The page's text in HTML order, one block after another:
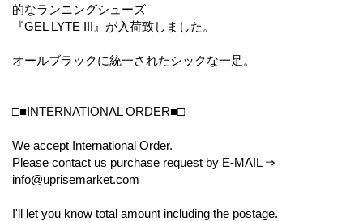
的なランニングシューズ
『GEL LYTE III』が入荷致しました。
オールブラックに統一されたシックな一足。
□■INTERNATIONAL ORDER■□
We accept International Order.
Please contact us purchase request by E-MAIL ⇒
info@uprisemarket.com
I'll let you know total amount including the postage.